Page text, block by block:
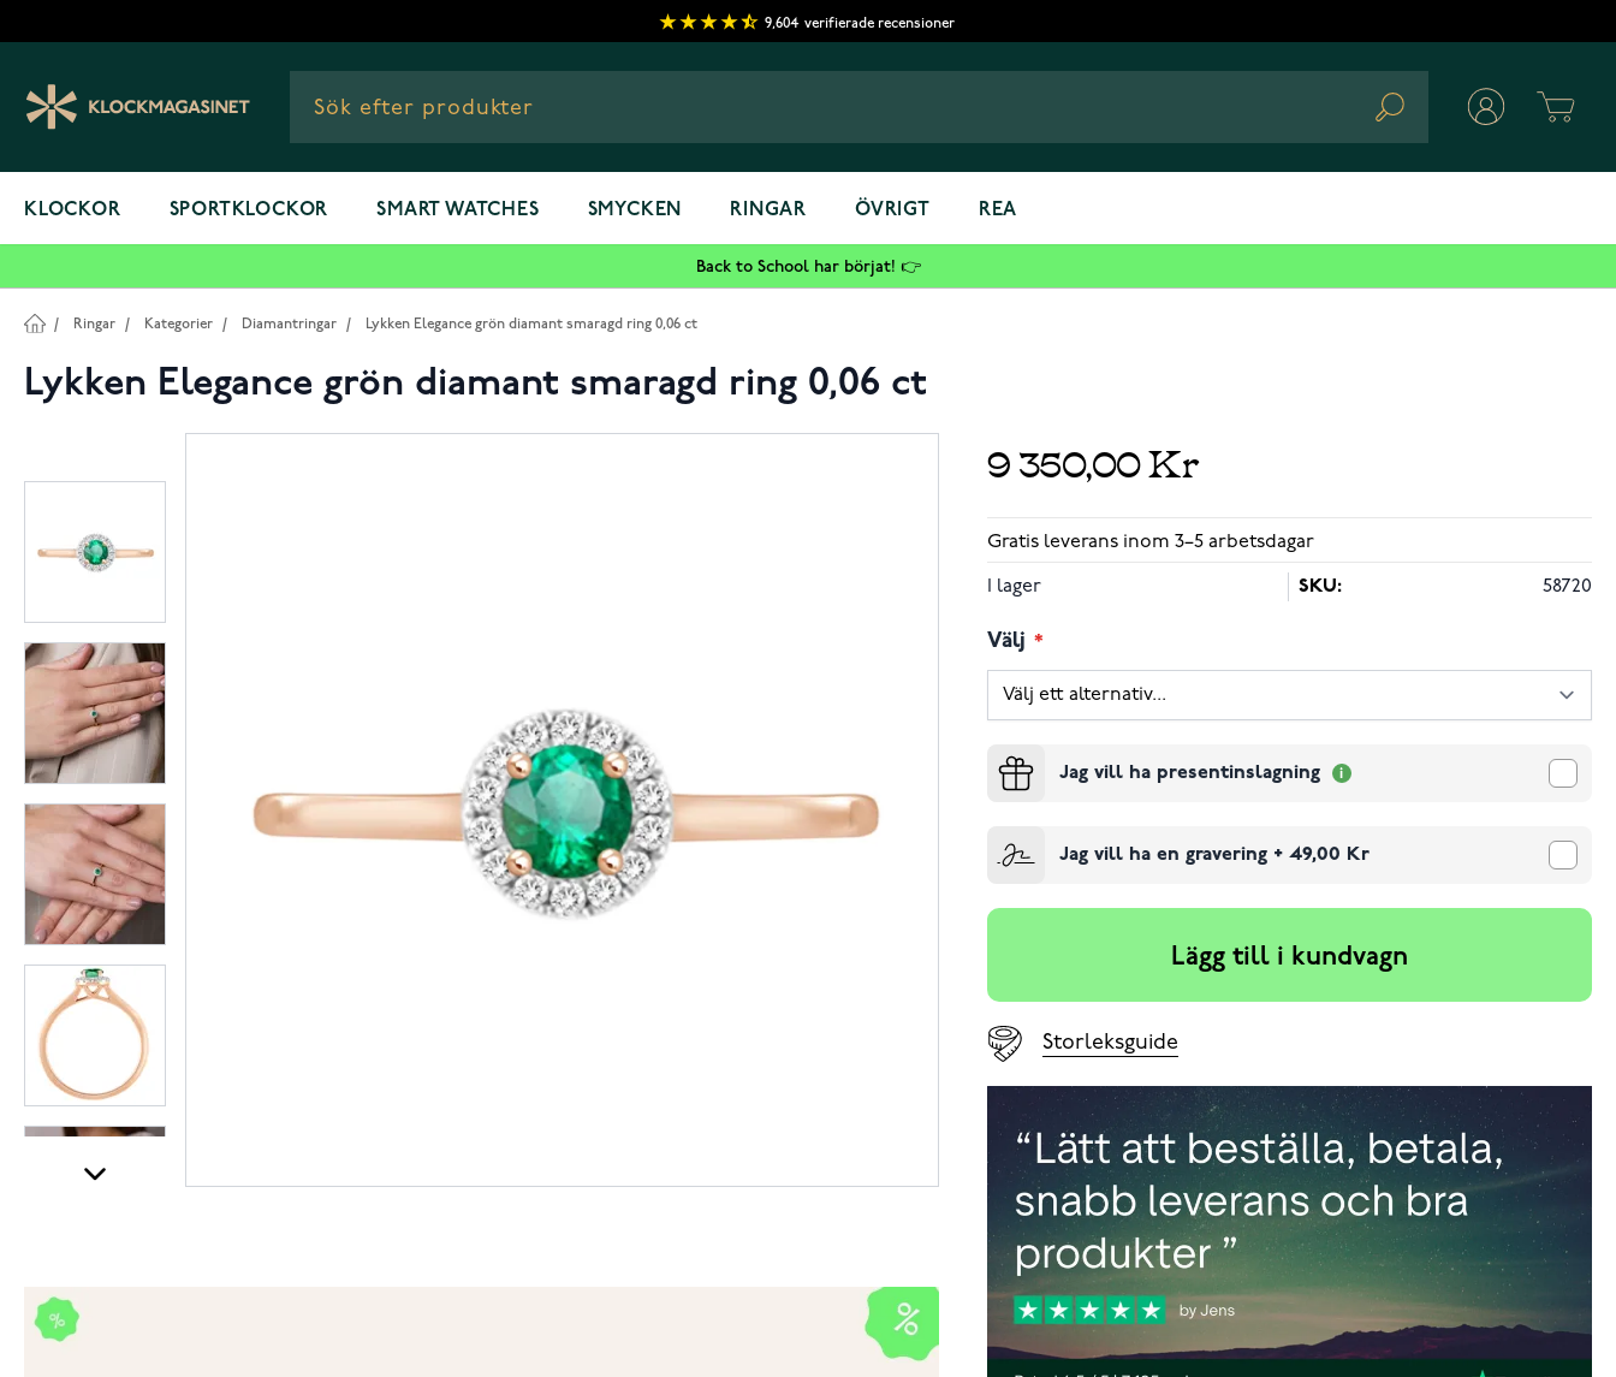
9,604 verifierade recensioner
Search
KLOCKOR SPORTKLOCKOR SMART WATCHES SMYCKEN RINGAR ÖVRIGT REA
Back to School har börjat! 👉
/ Ringar / Kategorier / Diamantringar / Lykken Elegance grön diamant smaragd ring 0,06 ct
Lykken Elegance grön diamant smaragd ring 0,06 ct
9 350,00 Kr
Gratis leverans inom 3–5 arbetsdagar
I lager SKU: 58720
Välj
Jag vill ha presentinslagning
Jag vill ha en gravering+ 49,00 Kr
Lägg till i kundvagn
Storleksguide